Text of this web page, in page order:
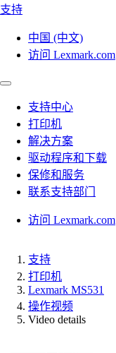
支持
中国 (中文)
访问 Lexmark.com
支持中心
打印机
解决方案
驱动程序和下载
保修和服务
联系支持部门
访问 Lexmark.com
支持
打印机
Lexmark MS531
操作视频
Video details